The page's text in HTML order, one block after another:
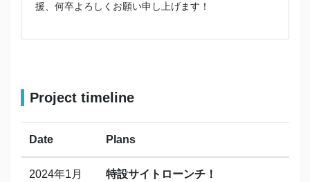
援、何卒よろしくお願い申し上げます！
Project timeline
Date Plans
2024年1月
特設サイトローンチ！